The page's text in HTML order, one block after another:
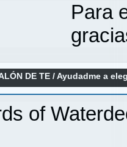
Para
DE TE /Ayudadme a
medio
of